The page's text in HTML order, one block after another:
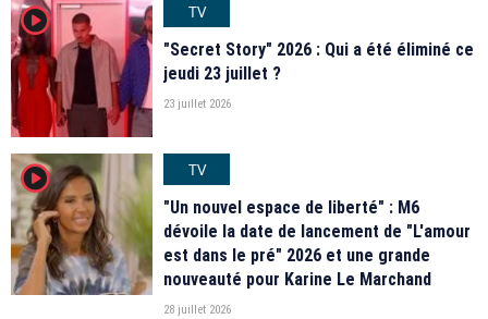
player2
TV
"Secret Story" 2026 : Qui a été éliminé ce
jeudi 23 juillet ?
23 juillet 2026
player2
TV
"Un nouvel espace de liberté" : M6
dévoile la date de lancement de "L'amour
est dans le pré" 2026 et une grande
nouveauté pour Karine Le Marchand
28 juillet 2026